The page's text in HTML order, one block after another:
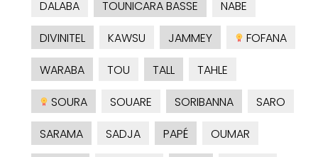
DALABA
TOUNICARA BASSE
NABE
DIVINITEL
KAWSU JAMMEY
FOFANA
WARABA
TOU TALL
TAHLE
SOURA
SOUARE SORIBANNA
SARO
SARAMA
SADJA PAPÉ
OUMAR